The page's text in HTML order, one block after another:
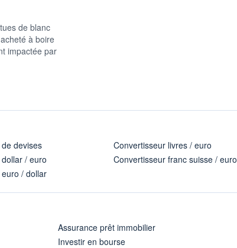
de blanc
à boire
impactée par
devises
/ euro
/ dollar
Convertisseur livres / euro
Convertisseur franc suisse / euro
Assurance prêt immobilier
Investir en bourse